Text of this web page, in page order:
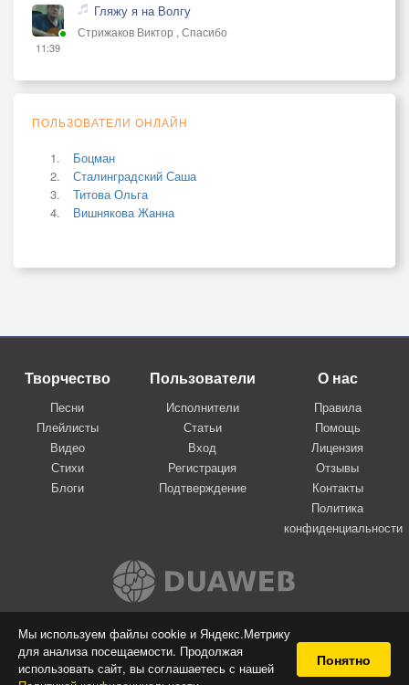
Мы используем файлы cookie и Яндекс.Метрику
для анализа посещаемости. Продолжая
использовать сайт, вы соглашаетесь с нашей
Понятно
Садится солнце на восток.
Уходит молодость и зрелость,
Печаль, тоска, уходит смелость.
Как разорвать привычный круг,
Остаться злым и одиноким?
=========
11:39
Гляжу я на Волгу
Стрижаков Виктор , Спасибо
ПОЛЬЗОВАТЕЛИ ОНЛАЙН
Боцман
Сталинградский Саша
Титова Ольга
Вишнякова Жанна
Творчество
Песни
Плейлисты
Видео
Стихи
Блоги
Пользователи
Исполнители
Статьи
Вход
Регистрация
Подтверждение
О нас
Правила
Помощь
Лицензия
Отзывы
Контакты
Политика
конфиденциальности
Вконтакте
© 2009-2026 Я-пою
Музыкальный сайт самовыражения